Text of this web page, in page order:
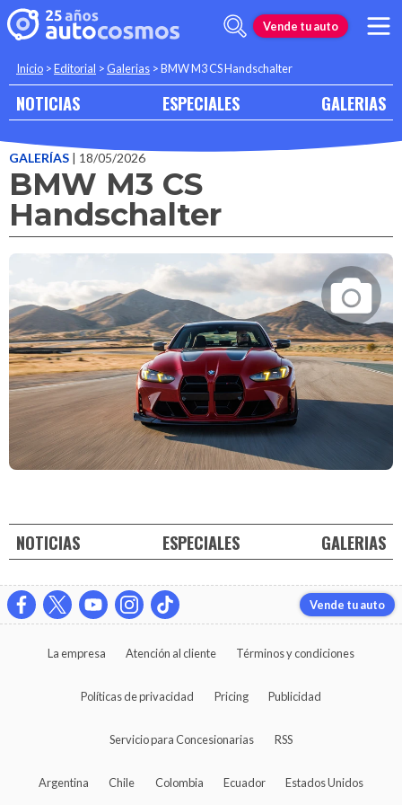
Vende tu auto
Inicio >Editorial >Galerias >BMW M3 CS Handschalter
NOTICIAS ESPECIALES GALERIAS
GALERÍAS | 18/05/2026
BMW M3 CS
Handschalter
NOTICIAS ESPECIALES GALERIAS
Vende tu auto
La empresa Atención al cliente Términos y condiciones
Políticas de privacidad Pricing Publicidad
Servicio para Concesionarias RSS
Argentina Chile Colombia Ecuador Estados Unidos